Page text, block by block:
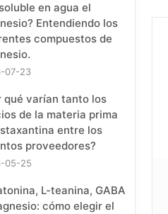
en agua el
Entendiendo los
compuestos de
07-23
qué varían tanto los
de la materia prima
entre los
proveedores?
05-25
L-teanina, GABA
cómo elegir el